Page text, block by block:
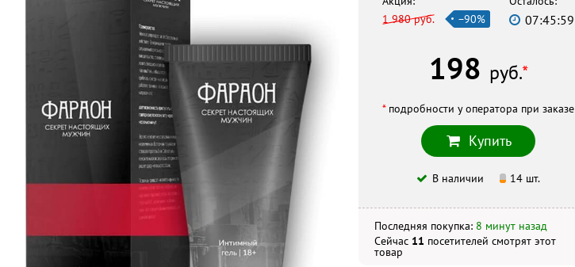
1 980 руб.
−90% 07:45:58
198 руб.*
*подробности у оператора при заказе
Купить
В наличии 14 шт.
Последняя покупка: 8 минут назад
Сейчас 11 посетителей смотрят этот
товар